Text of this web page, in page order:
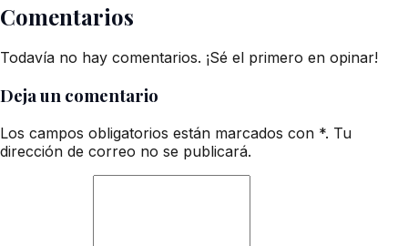
Comentarios
Todavía no hay comentarios. ¡Sé el primero en opinar!
Deja un comentario
Los campos obligatorios están marcados con *. Tu
dirección de correo no se publicará.